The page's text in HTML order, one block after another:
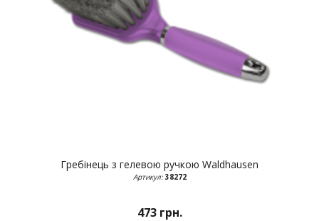
Гребінець з гелевою ручкою Waldhausen
Артикул:38272
473 грн.